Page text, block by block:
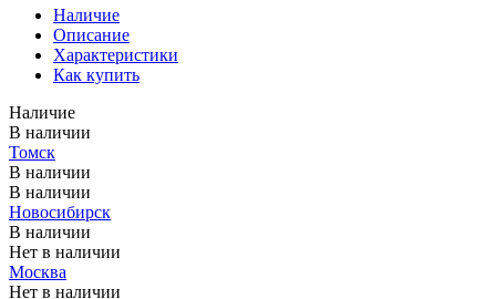
Наличие
Описание
Характеристики
Как купить
Наличие
В наличии
Томск
В наличии
В наличии
Новосибирск
В наличии
Нет в наличии
Москва
Нет в наличии